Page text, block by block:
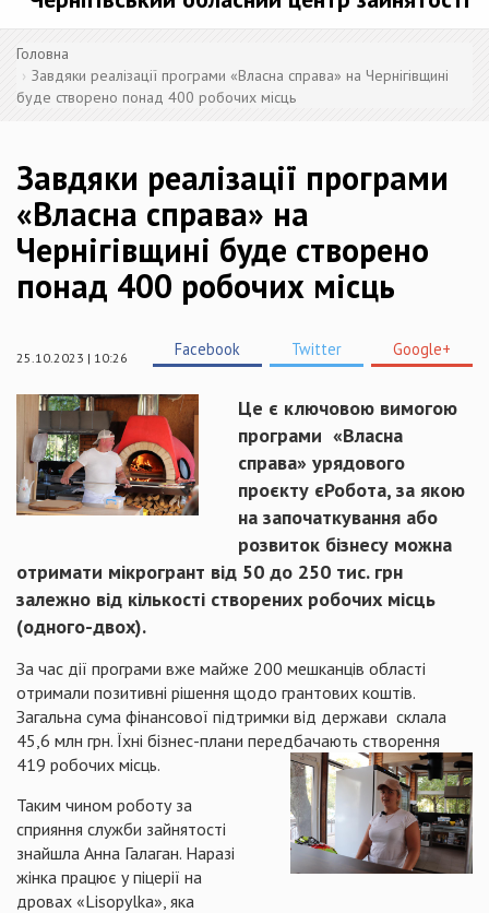
Головна
Завдяки реалізації програми «Власна справа» на Чернігівщині
буде створено понад 400 робочих місць
Завдяки реалізації програми
«Власна справа» на
Чернігівщині буде створено
понад 400 робочих місць
25.10.2023 | 10:26 Facebook Twitter Google+
Це є ключовою вимогою
програми «Власна
справа» урядового
проєкту єРобота, за якою
на започаткування або
розвиток бізнесу можна
отримати мікрогрант від 50 до 250 тис. грн
залежно від кількості створених робочих місць
(одного-двох).
За час дії програми вже майже 200 мешканців області
отримали позитивні рішення щодо грантових коштів.
Загальна сума фінансової підтримки від держави склала
45,6 млн грн. Їхні бізнес-плани передбачають створення
419 робочих місць.
Таким чином роботу за
сприяння служби зайнятості
знайшла Анна Галаган. Наразі
жінка працює у піцерії на
дровах «Lisopylka», яка